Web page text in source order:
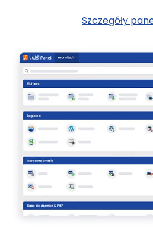
Szczegóły